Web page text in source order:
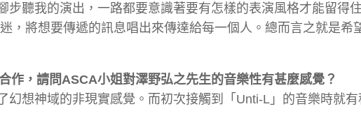
聽我的演出，一路都要意識著要有怎樣的表演風格才能留得
，將想要傳遞的訊息唱出來傳達給每一個人。總而言之就是希
作，請問ASCA小姐對澤野弘之先生的音樂性有甚麼感覺？
幻想神域的非現實感覺。而初次接觸到「Unti-L」的音樂時就有